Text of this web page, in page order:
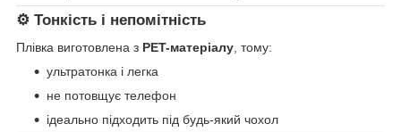
⚙️ Тонкість і непомітність
Плівка виготовлена з PET-матеріалу , тому:
ультратонка і легка
не потовщує телефон
ідеально підходить під будь-який чохол